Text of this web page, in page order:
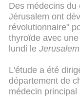
Des médecins du
Jérusalem ont
révolutionnaire"
thyroïde avec
lundi le
L'étude a été
département de
médecin